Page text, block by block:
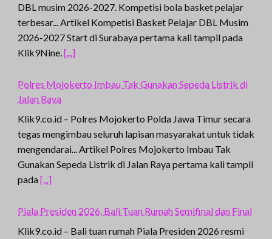
DBL musim 2026-2027. Kompetisi bola basket pelajar
terbesar... Artikel Kompetisi Basket Pelajar DBL Musim
2026-2027 Start di Surabaya pertama kali tampil pada
Klik9Nine. [...]
Polres Mojokerto Imbau Tak Gunakan Sepeda Listrik di
Jalan Raya
Klik9.co.id – Polres Mojokerto Polda Jawa Timur secara
tegas mengimbau seluruh lapisan masyarakat untuk tidak
mengendarai... Artikel Polres Mojokerto Imbau Tak
Gunakan Sepeda Listrik di Jalan Raya pertama kali tampil
pada[...]
Piala Presiden 2026, Bali Tuan Rumah Semifinal dan Final
Klik9.co.id – Bali tuan rumah Piala Presiden 2026 resmi